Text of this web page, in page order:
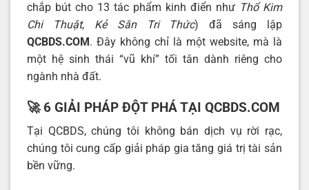
chắp bút cho 13 tác phẩm kinh điển như Thổ Kim
Chi Thuật, Kẻ Săn Tri Thức) đã sáng lập
QCBDS.COM. Đây không chỉ là một website, mà là
một hệ sinh thái “vũ khí” tối tân dành riêng cho
ngành nhà đất.
🚀 6 GIẢI PHÁP ĐỘT PHÁ TẠI QCBDS.COM
Tại QCBDS, chúng tôi không bán dịch vụ rời rạc,
chúng tôi cung cấp giải pháp gia tăng giá trị tài sản
bền vững.